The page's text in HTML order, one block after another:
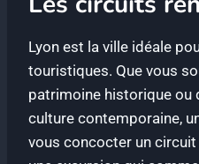
Lyon est la ville idéale
touristiques. Que vous
patrimoine historique ou
culture contemporaine,
vous concocter un